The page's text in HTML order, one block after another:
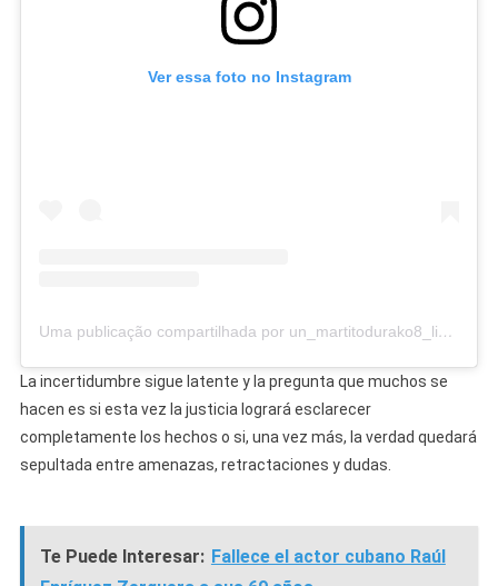
Ver essa foto no Instagram
Uma publicação compartilhada por un_martitodurako8_live_oficial (@un_martitodurako8_live_oficial)
La incertidumbre sigue latente y la pregunta que muchos se
hacen es si esta vez la justicia logrará esclarecer
completamente los hechos o si, una vez más, la verdad quedará
sepultada entre amenazas, retractaciones y dudas.
Te Puede Interesar: Fallece el actor cubano Raúl